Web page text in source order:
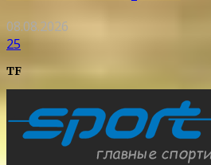
08.08.2026
25
TF